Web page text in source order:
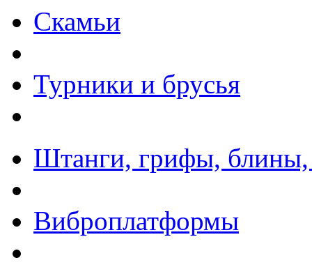
Скамьи
Турники и брусья
Штанги, грифы, блины,
Виброплатформы